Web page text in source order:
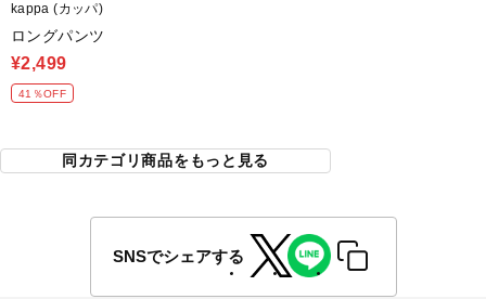
kappa (カッパ)
ロングパンツ
¥2,499
41％OFF
同カテゴリ商品をもっと見る
SNSでシェアする